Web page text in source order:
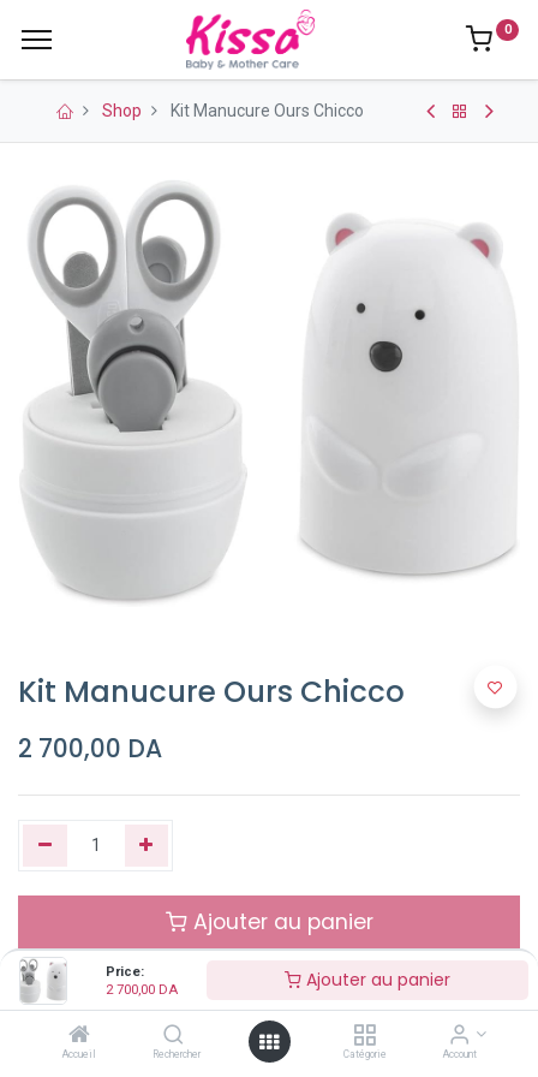
Price:
2 700,00 DA Ajouter au panier
Accueil Rechercher Catégorie Account
0
Shop Kit Manucure Ours Chicco
Kit Manucure Ours Chicco
2 700,00 DA
Ajouter au panier
Buy Now